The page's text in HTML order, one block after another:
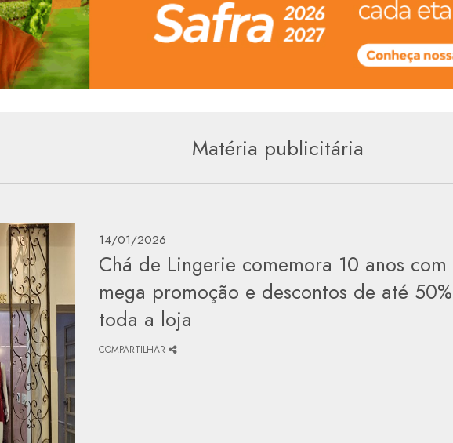
Matéria publicitária
14/01/2026
Chá de Lingerie comemora 10 anos com
mega promoção e descontos de até
toda a loja
COMPARTILHAR